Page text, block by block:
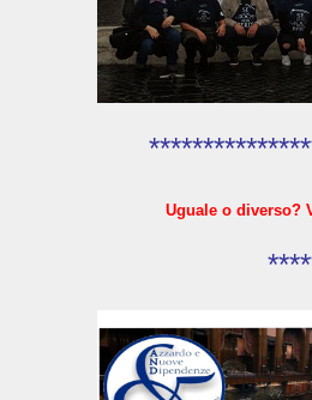
Uguale o diverso?